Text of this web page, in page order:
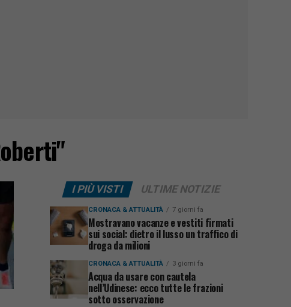
I PIÙ VISTI ULTIME NOTIZIE
CRONACA & ATTUALITÀ 7 giorni fa
Mostravano vacanze e vestiti firmati
sui social: dietro il lusso un traffico di
droga da milioni
CRONACA & ATTUALITÀ 3 giorni fa
Acqua da usare con cautela
nell’Udinese: ecco tutte le frazioni
sotto osservazione